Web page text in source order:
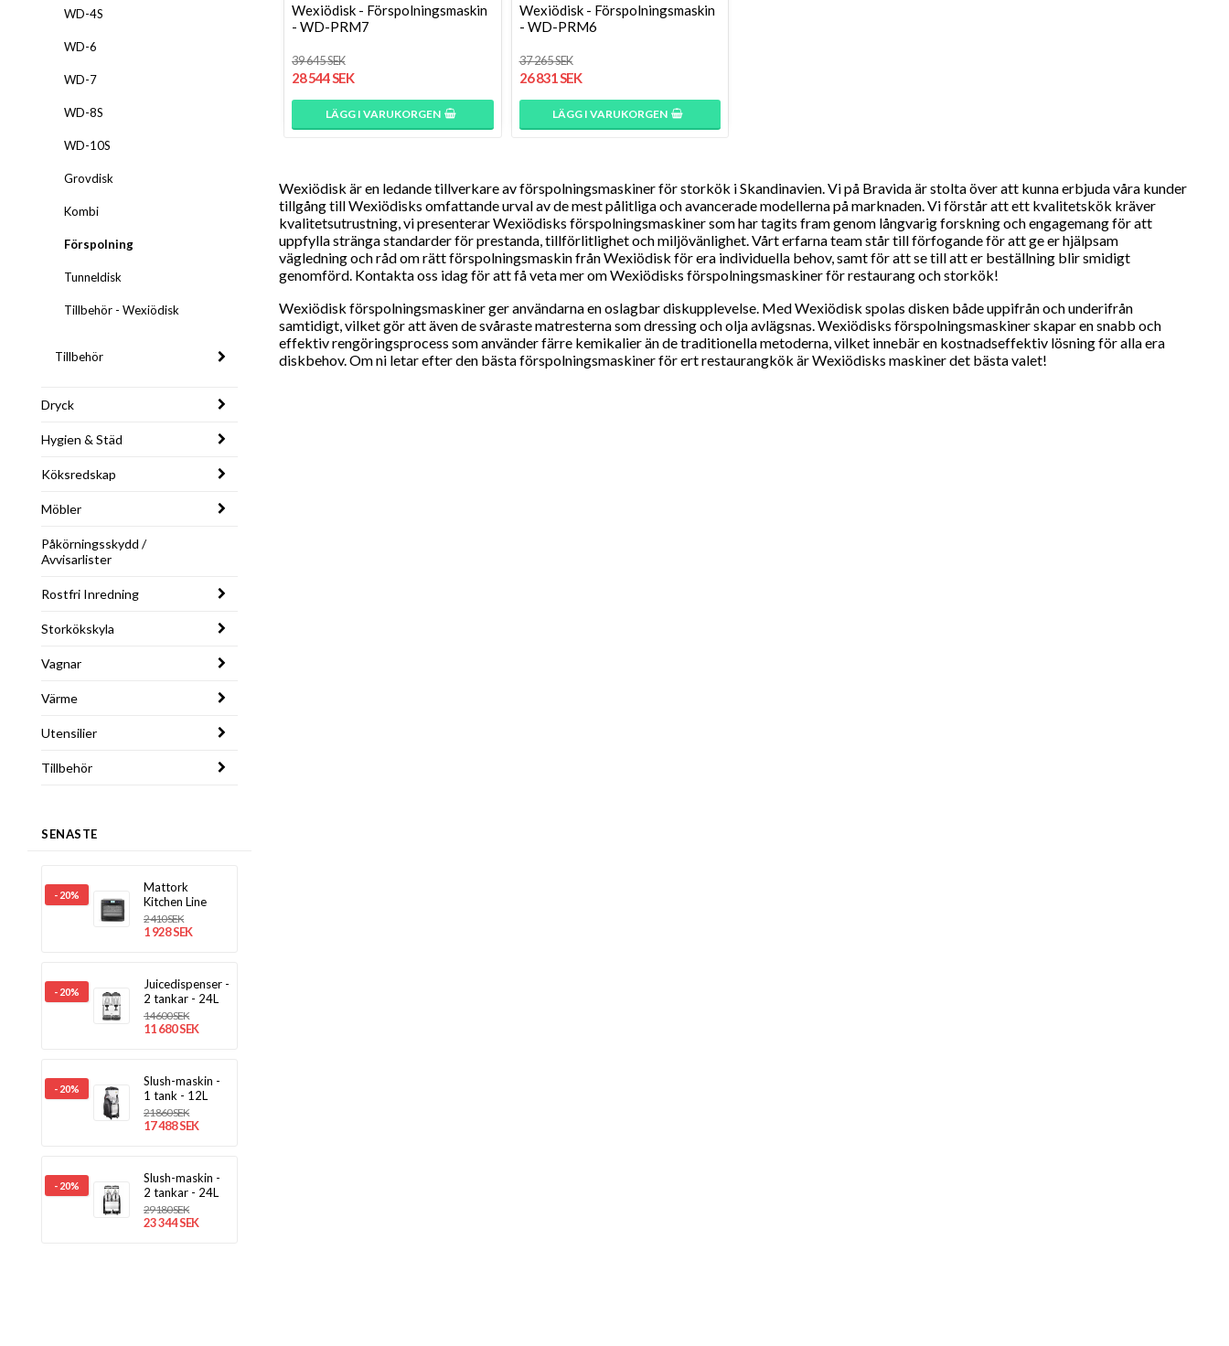
WD-4S
WD-6
WD-7
WD-8S
WD-10S
Grovdisk
Kombi
Förspolning
Tunneldisk
Tillbehör - Wexiödisk
Tillbehör
Dryck
Hygien & Städ
Köksredskap
Möbler
Påkörningsskydd /
Avvisarlister
Rostfri Inredning
Storkökskyla
Vagnar
Värme
Utensilier
Tillbehör
SENASTE
- 20%
Mattork
Kitchen Line
2 410 SEK
1 928 SEK
- 20%
Juicedispenser -
2 tankar - 24L
14 600 SEK
11 680 SEK
- 20%
Slush-maskin -
1 tank - 12L
21 860 SEK
17 488 SEK
- 20%
Slush-maskin -
2 tankar - 24L
29 180 SEK
23 344 SEK
Wexiödisk - Förspolningsmaskin
- WD-PRM7
39 645 SEK
28 544 SEK
LÄGG I VARUKORGEN
Wexiödisk - Förspolningsmaskin
- WD-PRM6
37 265 SEK
26 831 SEK
LÄGG I VARUKORGEN
Wexiödisk är en ledande tillverkare av förspolningsmaskiner för storkök i Skandinavien. Vi på Bravidaär stolta över att kunna erbjuda våra kunder
tillgång till Wexiödisks omfattande urval av de mest pålitliga och avancerade modellerna på marknaden. Vi förstår att ett kvalitetskök kräver
kvalitetsutrustning, vi presenterar Wexiödisks förspolningsmaskiner som har tagits fram genom långvarig forskning och engagemang för att
uppfylla stränga standarder för prestanda, tillförlitlighet och miljövänlighet. Vårt erfarna team står till förfogande för att ge er hjälpsam
vägledning och råd om rätt förspolningsmaskin från Wexiödisk för era individuella behov, samt för att se till att er beställning blir smidigt
genomförd. Kontakta oss idag för att få veta mer om Wexiödisks förspolningsmaskiner för restaurang och storkök!
Wexiödisk förspolningsmaskiner ger användarna en oslagbar diskupplevelse. Med Wexiödisk spolas disken både uppifrån och underifrån
samtidigt, vilket gör att även de svåraste matresterna som dressing och olja avlägsnas. Wexiödisks förspolningsmaskiner skapar en snabb och
effektiv rengöringsprocess som använder färre kemikalier än de traditionella metoderna, vilket innebär en kostnadseffektiv lösning för alla era
diskbehov. Om ni letar efter den bästa förspolningsmaskiner för ert restaurangkök är Wexiödisks maskiner det bästa valet!